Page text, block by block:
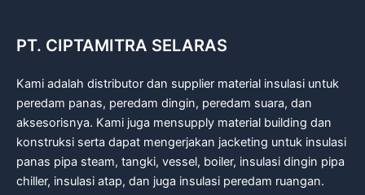
PT. CIPTAMITRA SELARAS
Kami adalah distributor dan supplier material insulasi untuk
peredam panas, peredam dingin, peredam suara, dan
aksesorisnya. Kami juga mensupply material building dan
konstruksi serta dapat mengerjakan jacketing untuk insulasi
panas pipa steam, tangki, vessel, boiler, insulasi dingin pipa
chiller, insulasi atap, dan juga insulasi peredam ruangan.